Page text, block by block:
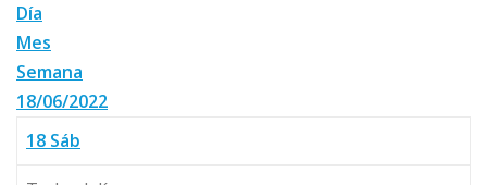
Día
Mes
Semana
18/06/2022
18 Sáb